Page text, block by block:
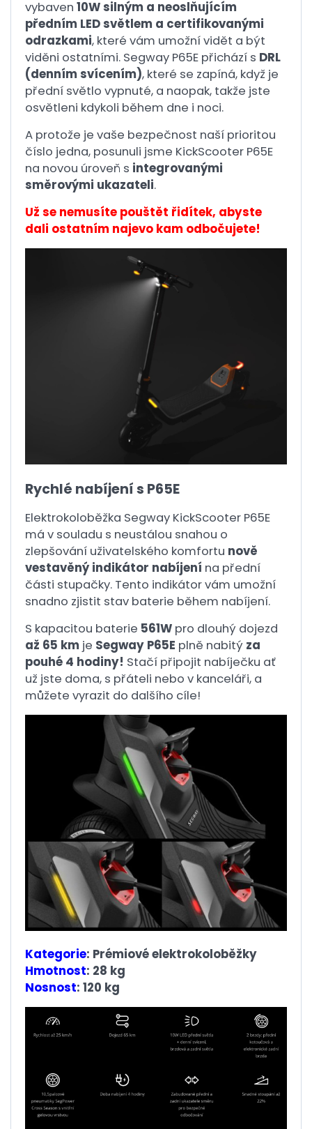
vybaven 10W silným a neoslňujícím
předním LED světlem a certifikovanými
odrazkami, které vám umožní vidět a být
viděni ostatními. Segway P65E přichází s DRL
(denním svícením), které se zapíná, když je
přední světlo vypnuté, a naopak, takže jste
osvětleni kdykoli během dne i noci.
A protože je vaše bezpečnost naší prioritou
číslo jedna, posunuli jsme KickScooter P65E
na novou úroveň s integrovanými
směrovými ukazateli.
Už se nemusíte pouštět řidítek, abyste
dali ostatním najevo kam odbočujete!
Rychlé nabíjení s P65E
Elektrokoloběžka Segway KickScooter P65E
má v souladu s neustálou snahou o
zlepšování uživatelského komfortu nově
vestavěný indikátor nabíjení na přední
části stupačky. Tento indikátor vám umožní
snadno zjistit stav baterie během nabíjení.
S kapacitou baterie 561W pro dlouhý dojezd
až 65 km je Segway P65E plně nabitý za
pouhé 4 hodiny! Stačí připojit nabíječku ať
už jste doma, s přáteli nebo v kanceláři, a
můžete vyrazit do dalšího cíle!
Kategorie: Prémiové elektrokoloběžky
Hmotnost: 28 kg
Nosnost: 120 kg